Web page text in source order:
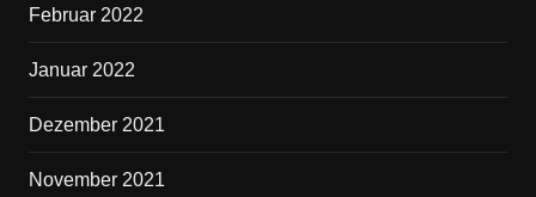
Februar 2022
Januar 2022
Dezember 2021
November 2021